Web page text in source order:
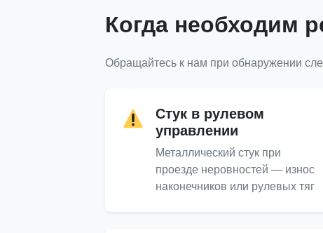
Когда необходим
Обращайтесь к нам при обнаружении
Стук в рулевом
управлении
Металлический стук при
проезде неровностей — износ
наконечников или рулевых тяг